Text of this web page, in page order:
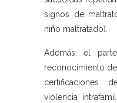
signos de
niño maltratado).
Además, el
reconocimiento
certificaciones
violencia